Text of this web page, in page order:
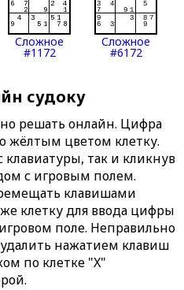
Сложное
#1172
Сложное
#6172
судоку
решать онлайн. Цифра
жёлтым цветом клетку.
так и кликнув
с игровым полем.
клавишами
клетку для ввода цифры
поле. Неправильно
нажатием клавиш
по клетке "X"